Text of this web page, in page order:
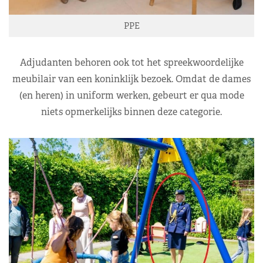
PPE
Adjudanten behoren ook tot het spreekwoordelijke
meubilair van een koninklijk bezoek. Omdat de dames
(en heren) in uniform werken, gebeurt er qua mode
niets opmerkelijks binnen deze categorie.